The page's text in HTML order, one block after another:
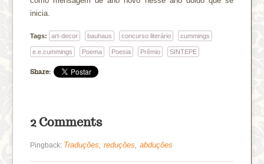
inicia.
Tags: art-decor bauhaus concurso literário cummings
e.e.cummings Poema Poesia Prêmio SINTEPE
Share:
2 Comments
Pingback: Traduções, reduções, abduções